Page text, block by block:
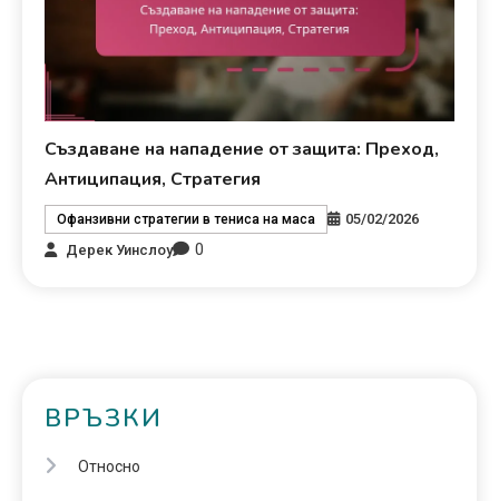
Създаване на нападение от защита: Преход,
Антиципация, Стратегия
Офанзивни стратегии в тениса на маса
05/02/2026
Дерек Уинслоу
0
ВРЪЗКИ
Относно